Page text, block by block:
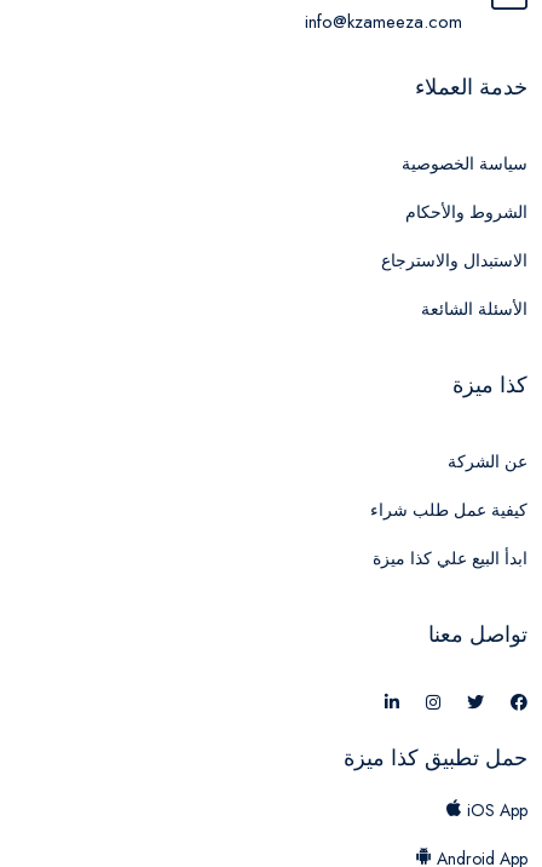
info@kzameeza.com
خدمة العملاء
سياسة الخصوصية
الشروط والأحكام
الاستبدال والاسترجاع
الأسئلة الشائعة
كذا ميزة
عن الشركة
كيفية عمل طلب شراء
ابدأ البيع علي كذا ميزة
تواصل معنا
حمل تطبيق كذا ميزة
iOS App
Android App